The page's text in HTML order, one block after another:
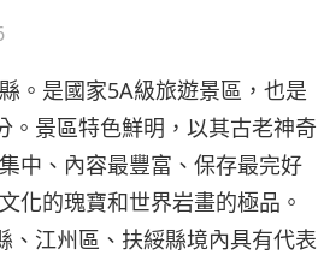
。是國家5A級旅遊景區，也是
。景區特色鮮明，以其古老神奇
中、內容最豐富、保存最完好
化的瑰寶和世界岩畫的極品。
、江州區、扶綏縣境內具有代表